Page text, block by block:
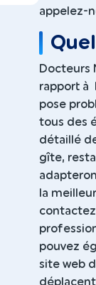
appelez-
Docteurs
rapport à
pose
tous des
détaillé
gîte,
la
pouvez
site web